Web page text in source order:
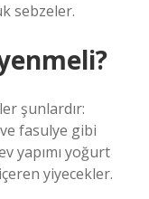
sebzeler.
şunlardır:
fasulye gibi
yapımı yoğurt
yiyecekler.